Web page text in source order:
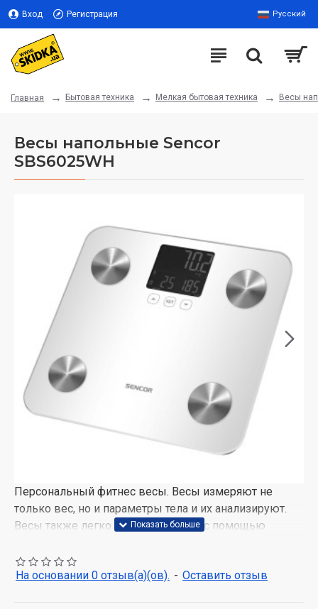
Вход Регистрация Русский
Главная Бытовая техника Мелкая бытовая техника Весы
Весы напольные Sencor
SBS6025WH
Персональный фитнес весы. Весы измеряют не
только вес, но и параметры тела и их анализируют.
Весы также легко контролировать с помощью
подсветкой. Весы привлекут внимание благодаря
дизайну со стеклянной платформой для
На основании 0 отзыв(а)(ов). - Оставить отзыв